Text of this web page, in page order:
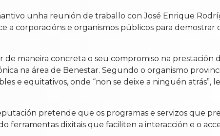
unha reunión de traballo con José Enrique
a corporacións e organismos públicos para
maneira concreta o seu compromiso na prestación
na área de Benestar. Segundo o organismo
e equitativos, onde “non se deixe a ninguén atrás”,
pretende que os programas e servizos que
ferramentas dixitais que faciliten a interacción e o